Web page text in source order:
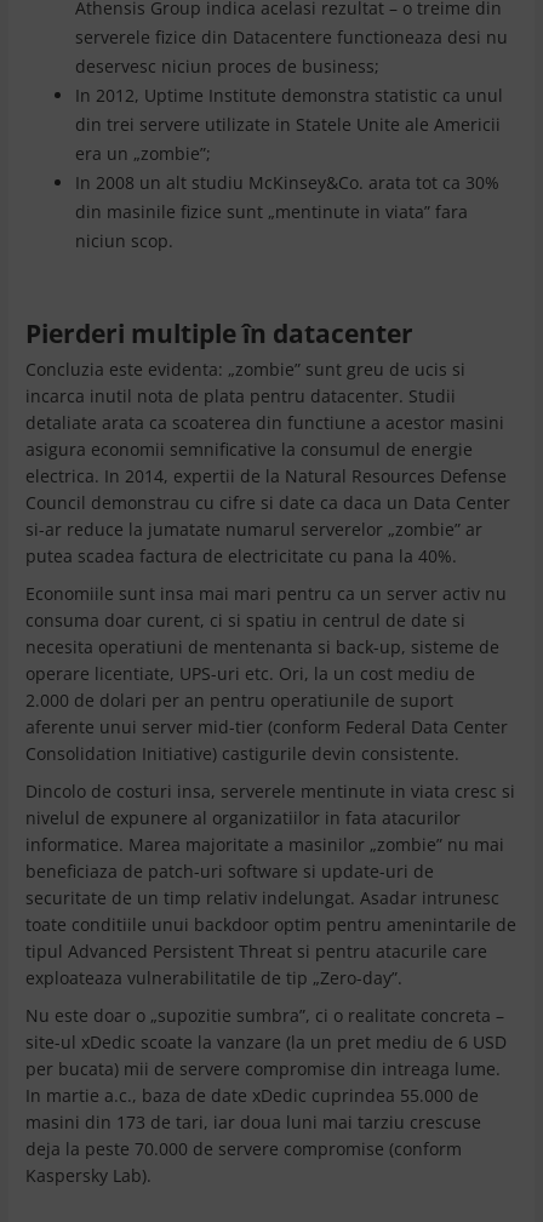
Athensis Group indica acelasi rezultat – o treime din
serverele fizice din Datacentere functioneaza desi nu
deservesc niciun proces de business;
In 2012, Uptime Institute demonstra statistic ca unul
din trei servere utilizate in Statele Unite ale Americii
era un „zombie”;
In 2008 un alt studiu McKinsey&Co. arata tot ca 30%
din masinile fizice sunt „mentinute in viata” fara
niciun scop.
Pierderi multiple în datacenter
Concluzia este evidenta: „zombie” sunt greu de ucis si
incarca inutil nota de plata pentru datacenter. Studii
detaliate arata ca scoaterea din functiune a acestor masini
asigura economii semnificative la consumul de energie
electrica. In 2014, expertii de la Natural Resources Defense
Council demonstrau cu cifre si date ca daca un Data Center
si-ar reduce la jumatate numarul serverelor „zombie” ar
putea scadea factura de electricitate cu pana la 40%.
Economiile sunt insa mai mari pentru ca un server activ nu
consuma doar curent, ci si spatiu in centrul de date si
necesita operatiuni de mentenanta si back-up, sisteme de
operare licentiate, UPS-uri etc. Ori, la un cost mediu de
2.000 de dolari per an pentru operatiunile de suport
aferente unui server mid-tier (conform Federal Data Center
Consolidation Initiative) castigurile devin consistente.
Dincolo de costuri insa, serverele mentinute in viata cresc si
nivelul de expunere al organizatiilor in fata atacurilor
informatice. Marea majoritate a masinilor „zombie” nu mai
beneficiaza de patch-uri software si update-uri de
securitate de un timp relativ indelungat. Asadar intrunesc
toate conditiile unui backdoor optim pentru amenintarile de
tipul Advanced Persistent Threat si pentru atacurile care
exploateaza vulnerabilitatile de tip „Zero-day”.
Nu este doar o „supozitie sumbra”, ci o realitate concreta –
site-ul xDedic scoate la vanzare (la un pret mediu de 6 USD
per bucata) mii de servere compromise din intreaga lume.
In martie a.c., baza de date xDedic cuprindea 55.000 de
masini din 173 de tari, iar doua luni mai tarziu crescuse
deja la peste 70.000 de servere compromise (conform
Kaspersky Lab).